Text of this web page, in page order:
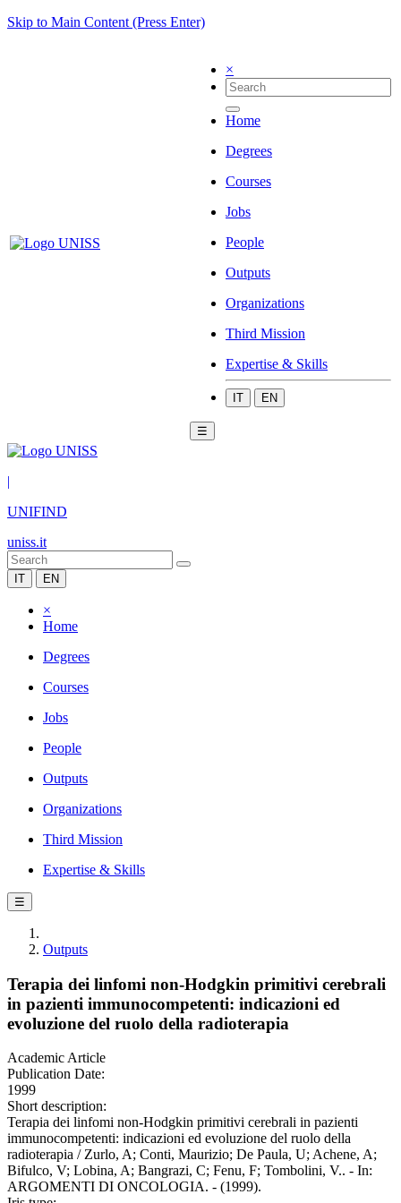
Skip to Main Content (Press Enter)
×
Home
Degrees
Courses
Jobs
People
Outputs
Organizations
Third Mission
Expertise & Skills
IT EN
☰
|
UNIFIND
uniss.it
IT EN
×
Home
Degrees
Courses
Jobs
People
Outputs
Organizations
Third Mission
Expertise & Skills
☰
Outputs
Terapia dei linfomi non-Hodgkin primitivi cerebrali
in pazienti immunocompetenti: indicazioni ed
evoluzione del ruolo della radioterapia
Academic Article
Publication Date:
1999
Short description:
Terapia dei linfomi non-Hodgkin primitivi cerebrali in pazienti
immunocompetenti: indicazioni ed evoluzione del ruolo della
radioterapia / Zurlo, A; Conti, Maurizio; De Paula, U; Achene, A;
Bifulco, V; Lobina, A; Bangrazi, C; Fenu, F; Tombolini, V.. - In:
ARGOMENTI DI ONCOLOGIA. - (1999).